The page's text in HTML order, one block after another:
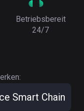
Betriebsbereit
24/7
Smart Chain